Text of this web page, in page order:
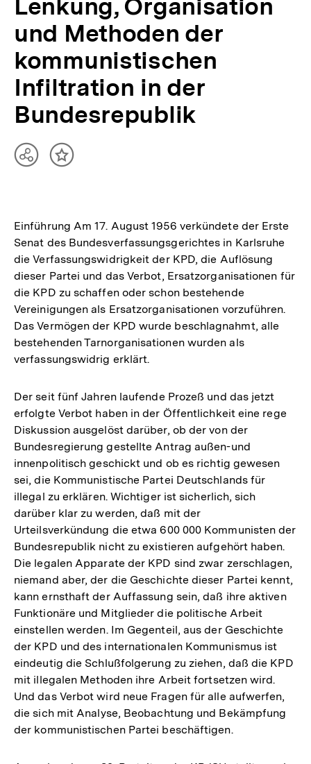
Lenkung, Organisation
und Methoden der
kommunistischen
Infiltration in der
Bundesrepublik
TeilenInhalt
Einführung Am 17. August 1956 verkündete der Erste
Senat des Bundesverfassungsgerichtes in Karlsruhe
die Verfassungswidrigkeit der KPD, die Auflösung
dieser Partei und das Verbot, Ersatzorganisationen für
die KPD zu schaffen oder schon bestehende
Vereinigungen als Ersatzorganisationen vorzuführen.
Das Vermögen der KPD wurde beschlagnahmt, alle
bestehenden Tarnorganisationen wurden als
verfassungswidrig erklärt.
Der seit fünf Jahren laufende Prozeß und das jetzt
erfolgte Verbot haben in der Öffentlichkeit eine rege
Diskussion ausgelöst darüber, ob der von der
Bundesregierung gestellte Antrag außen-und
innenpolitisch geschickt und ob es richtig gewesen
sei, die Kommunistische Partei Deutschlands für
illegal zu erklären. Wichtiger ist sicherlich, sich
darüber klar zu werden, daß mit der
Urteilsverkündung die etwa 600 000 Kommunisten der
Bundesrepublik nicht zu existieren aufgehört haben.
Die legalen Apparate der KPD sind zwar zerschlagen,
niemand aber, der die Geschichte dieser Partei kennt,
kann ernsthaft der Auffassung sein, daß ihre aktiven
Funktionäre und Mitglieder die politische Arbeit
einstellen werden. Im Gegenteil, aus der Geschichte
der KPD und des internationalen Kommunismus ist
eindeutig die Schlußfolgerung zu ziehen, daß die KPD
mit illegalen Methoden ihre Arbeit fortsetzen wird.
Und das Verbot wird neue Fragen für alle aufwerfen,
die sich mit Analyse, Beobachtung und Bekämpfung
der kommunistischen Partei beschäftigen.